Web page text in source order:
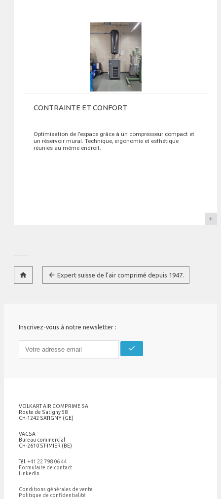
CONTRAINTE ET CONFORT
Optimisation de l’espace grâce à un compresseur compact et
un réservoir mural. Technique, ergonomie et esthétique
réunies au même endroit.
home arrow_back Expert suisse de l’air comprimé depuis 1947.
Inscrivez-vous à notre newsletter :
check
VOLKART AIR COMPRIME SA
Route de Satigny 58
CH-1242 SATIGNY (GE)
VACSA
Bureau commercial
CH-2610 ST-IMIER (BE)
Tél. +41 22 798 06 44
Formulaire de contact
LinkedIn
Conditions générales de vente
Politique de confidentialité